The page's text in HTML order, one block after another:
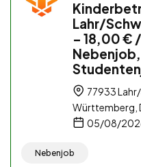
Lahr/
– 18,00 €
77933
Württemberg,
05/08/
Nebenjob